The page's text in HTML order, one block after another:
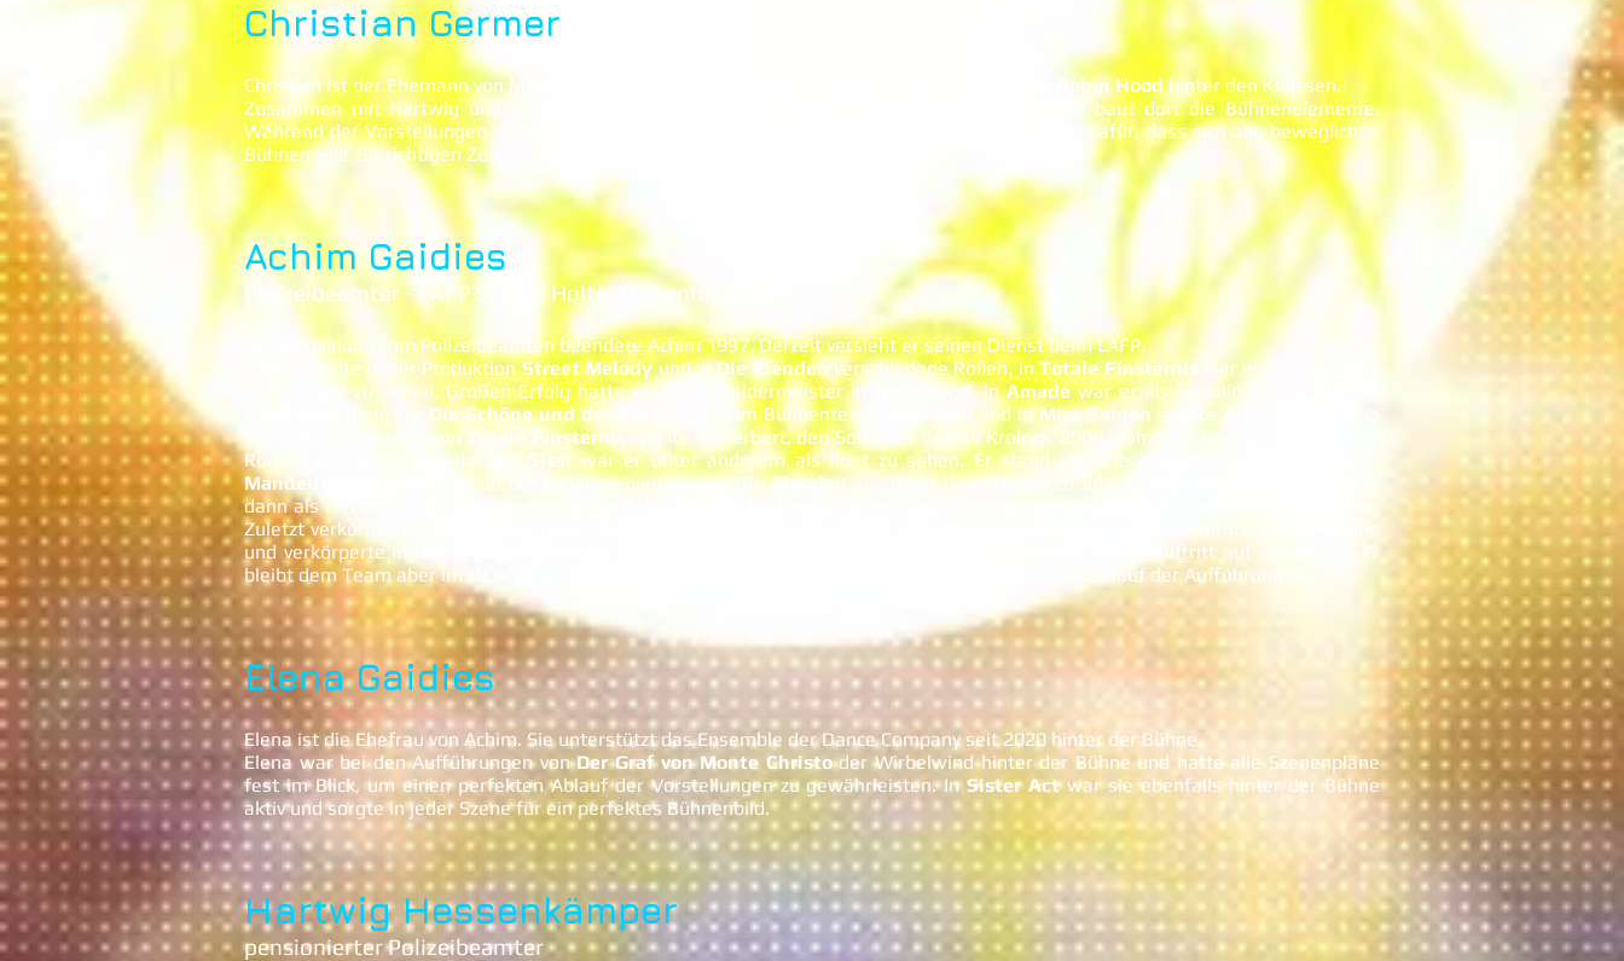
Christian Germer
Christian ist der Ehemann von Maren und unterstützt die Dance Company seit der Produktion Robin Hoodhinter den Kulissen.
Zusammen mit Hartwig und Tobias verbringt er unzählige Stunden in unserem Fundus und baut dort die Bühnenelemente.
Während der Vorstellungen ist er mit einem Ablaufplan hinter der Bühne unterwegs und sorgt dafür, dass sich alle beweglichen
Bühnenteile zur richtigen Zeit an der korrekten Position befinden.
Achim Gaidies
Polizeibeamter - LAFP Schloß Holte-Stukenbrock
Die Ausbildung zum Polizeibeamten beendete Achim 1997. Derzeit versieht er seinen Dienst beim LAFP.
Achim spielte in der ProduktionStreet Melodyund inDie Elenden verschiedene Rollen. InTotale Finsterniswar er als Holzfäller
und Vampir zu sehen. Großen Erfolg hatte er als Schneidermeister in
Hollywood. InAmadé war er als Fridolin Weber auf der
Bühne zu sehen. Für Die Schöne und das Biest war er im Bühnenteam eingesetzt und inMiss Saigon spielte Achim einen GI. In
der Neuinszenierung vonTotale Finsternis spielte er Herbert, den Sohn des Grafen Krolock. 2006 glänzte er in der Hauptrolle als
Romeo in
Romeo & Julia. BeiSissi war er unter anderem als Poet zu sehen. Er stand als Gutsverwalter Frank Crawley in
Manderley
auf der Bühne. In der Neuinszenierung vonDie Elendenspielte er den Studenten Joly. 2010 sahen ihn die Besucher
dann als Direktor eines Irrenhauses in
auf der Bühne.
Zuletzt verkörperte er in
den Herzog von Buckingham. Nach einer beruflichen Pause kehrte er zurück auf die Bühne
und verkörperte in
den Kerkermeister. Für ihn war es der vorerst letzte Auftritt auf der Bühne. Er
bleibt dem Team aber im Hintergrund erhalten und sorgt seit
für einen reibungslosen Ablauf der Aufführungen.
Elena Gaidies
Elena ist die Ehefrau von Achim. Sie unterstützt das Ensemble der Dance Company seit 2020 hinter der Bühne.
Elena war bei den Aufführungen vonDer Graf von Monte Christoder Wirbelwind hinter der Bühne und hatte alle Szenenpläne
fest im Blick, um einen perfekten Ablauf der Vorstellungen zu gewährleisten. InSister Actwar sie ebenfalls hinter der Bühne
aktiv und sorgte in jeder Szene für ein perfektes Bühnenbild.
Hartwig Hessenkämper
pensionierter Polizeibeamter